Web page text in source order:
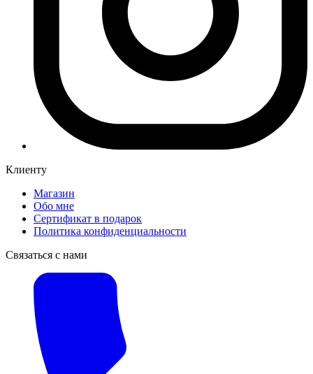
Клиенту
Магазин
Обо мне
Сертификат в подарок
Политика конфиденциальности
Связаться с нами